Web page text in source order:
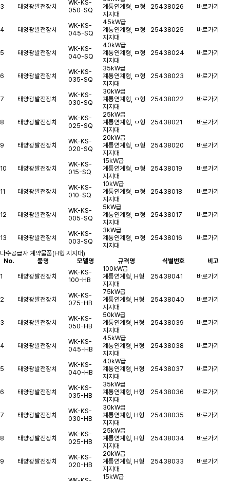
3 태양광발전장치
WK-KS-
050-SQ
계통연계형, ㅁ형
지지대
25438026 바로가기
4 태양광발전장치
WK-KS-
045-SQ
45kW급
계통연계형, ㅁ형
지지대
25438025 바로가기
5 태양광발전장치
WK-KS-
040-SQ
40kW급
계통연계형, ㅁ형
지지대
25438024 바로가기
6 태양광발전장치
WK-KS-
035-SQ
35kW급
계통연계형, ㅁ형
지지대
25438023 바로가기
7 태양광발전장치
WK-KS-
030-SQ
30kW급
계통연계형, ㅁ형
지지대
25438022 바로가기
8 태양광발전장치
WK-KS-
025-SQ
25kW급
계통연계형, ㅁ형
지지대
25438021 바로가기
9 태양광발전장치
WK-KS-
020-SQ
20kW급
계통연계형, ㅁ형
지지대
25438020 바로가기
10 태양광발전장치
WK-KS-
015-SQ
15kW급
계통연계형, ㅁ형
지지대
25438019 바로가기
11 태양광발전장치
WK-KS-
010-SQ
10kW급
계통연계형, ㅁ형
지지대
25438018 바로가기
12 태양광발전장치
WK-KS-
005-SQ
5kW급
계통연계형, ㅁ형
지지대
25438017 바로가기
13 태양광발전장치
WK-KS-
003-SQ
3kW급
계통연계형, ㅁ형
지지대
25438016
바로가기
다수공급자 계약물품(H형 지지대)
No.
품명 모델명 규격명 식별번호
비고
1
태양광발전장치
WK-KS-
100-HB
100kW급
계통연계형, H형
지지대
25438041 바로가기
2 태양광발전장치
WK-KS-
075-HB
75kW급
계통연계형, H형
지지대
25438040 바로가기
3 태양광발전장치
WK-KS-
050-HB
50kW급
계통연계형, H형
지지대
25438039 바로가기
4 태양광발전장치
WK-KS-
045-HB
45kW급
계통연계형, H형
지지대
25438038 바로가기
5 태양광발전장치
WK-KS-
040-HB
40kW급
계통연계형, H형
지지대
25438037 바로가기
6 태양광발전장치
WK-KS-
035-HB
35kW급
계통연계형, H형
지지대
25438036 바로가기
7 태양광발전장치
WK-KS-
030-HB
30kW급
계통연계형, H형
지지대
25438035 바로가기
8 태양광발전장치
WK-KS-
025-HB
25kW급
계통연계형, H형
지지대
25438034 바로가기
9 태양광발전장치
WK-KS-
020-HB
20kW급
계통연계형, H형
지지대
25438033 바로가기
15kW급